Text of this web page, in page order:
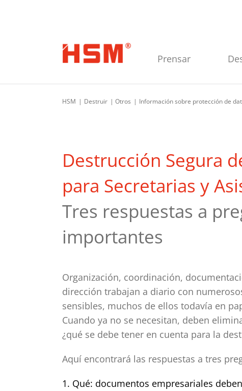
Prensar
HSM Destruir Otros Información sobre protección de
Destrucción Segura
para Secretarias y
Tres respuestas a
importantes
Organización, coordinación,
dirección trabajan a diario con
sensibles, muchos de ellos todavía en
Cuando ya no se necesitan, deben
¿qué se debe tener en cuenta para la
Aquí encontrará las respuestas a tres
1. Qué: documentos empresariales